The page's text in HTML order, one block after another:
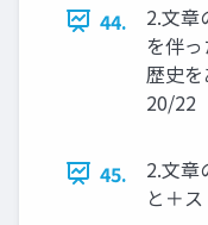
44.
2.文章
を伴
歴史
20/22
45.
2.文章
と＋